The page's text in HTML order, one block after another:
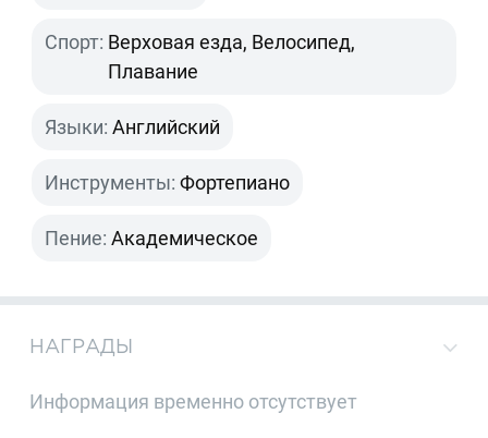
Спорт: Верховая езда, Велосипед,
Плавание
Языки: Английский
Инструменты: Фортепиано
Пение: Академическое
НАГРАДЫ
Информация временно отсутствует